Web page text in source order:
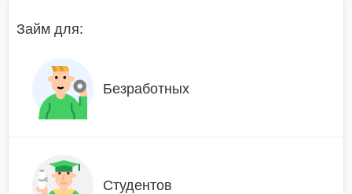
Займ для:
Безработных
Студентов